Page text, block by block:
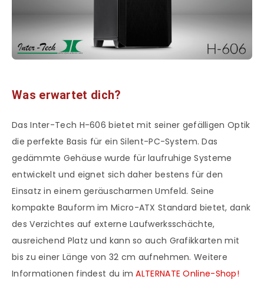
Was erwartet dich?
Das Inter-Tech H-606 bietet mit seiner gefälligen Optik
die perfekte Basis für ein Silent-PC-System. Das
gedämmte Gehäuse wurde für laufruhige Systeme
entwickelt und eignet sich daher bestens für den
Einsatz in einem geräuscharmen Umfeld. Seine
kompakte Bauform im Micro-ATX Standard bietet, dank
des Verzichtes auf externe Laufwerksschächte,
ausreichend Platz und kann so auch Grafikkarten mit
bis zu einer Länge von 32 cm aufnehmen. Weitere
Informationen findest du imALTERNATE Online-Shop!